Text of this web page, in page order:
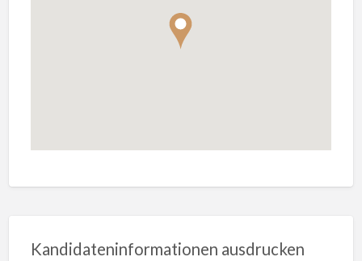
Kandidateninformationen ausdrucken